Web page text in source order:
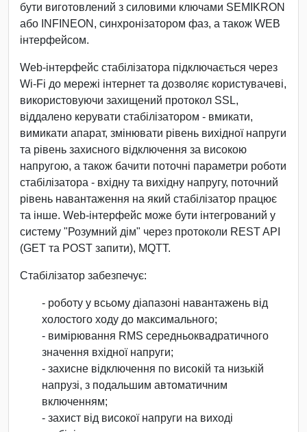
бути виготовлений з силовими ключами SEMIKRON
або INFINEON, синхронізатором фаз, а також WEB
інтерфейсом.
Web-інтерфейс стабілізатора підключається через
Wi-Fi до мережі інтернет та дозволяє користувачеві,
використовуючи захищений протокол SSL,
віддалено керувати стабілізатором - вмикати,
вимикати апарат, змінювати рівень вихідної напруги
та рівень захисного відключення за високою
напругою, а також бачити поточні параметри роботи
стабілізатора - вхідну та вихідну напругу, поточний
рівень навантаження на який стабілізатор працює
та інше. Web-інтерфейс може бути інтегрований у
систему "Розумний дім" через протоколи REST API
(GET та POST запити), MQTT.
Стабілізатор забезпечує:
- роботу у всьому діапазоні навантажень від
холостого ходу до максимального;
- вимірювання RMS середньоквадратичного
значення вхідної напруги;
- захисне відключення по високій та низькій
напрузі, з подальшим автоматичним
включенням;
- захист від високої напруги на виході